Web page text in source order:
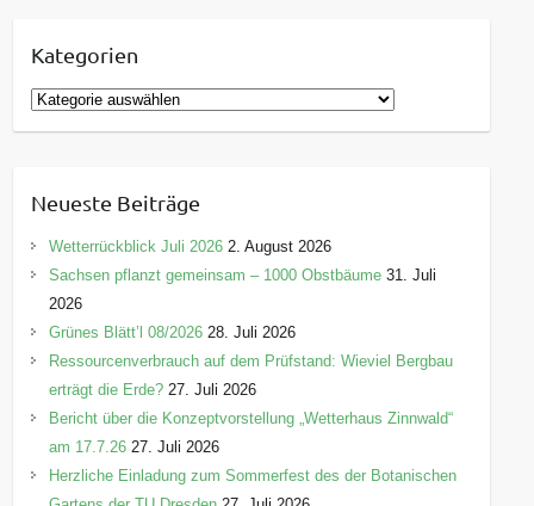
Kategorien
K
a
g
o
r
e
n
Neueste Beiträge
Wetterrückblick Juli 2026 2. August 2026
Sachsen pflanzt gemeinsam – 1000 Obstbäume 31. Juli
2026
Grünes Blätt’l 08/2026 28. Juli 2026
Ressourcenverbrauch auf dem Prüfstand: Wieviel Bergbau
erträgt die Erde? 27. Juli 2026
Bericht über die Konzeptvorstellung „Wetterhaus Zinnwald“
am 17.7.26 27. Juli 2026
Herzliche Einladung zum Sommerfest des der Botanischen